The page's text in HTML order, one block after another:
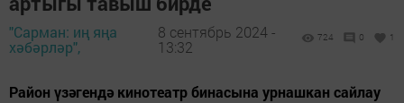
"Сарман: иң яңа
хәбәрләр",
8 сентябрь 2024 -
13:32
724 0 1
Район үзәгендә кинотеатр бинасына урнашкан сайлау